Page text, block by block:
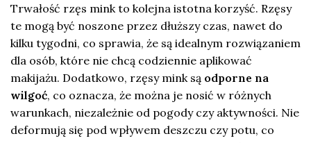
Trwałość rzęs mink to kolejna istotna korzyść. Rzęsy
te mogą być noszone przez dłuższy czas, nawet do
kilku tygodni, co sprawia, że są idealnym rozwiązaniem
dla osób, które nie chcą codziennie aplikować
makijażu. Dodatkowo, rzęsy mink są odporne na
wilgoć, co oznacza, że można je nosić w różnych
warunkach, niezależnie od pogody czy aktywności. Nie
deformują się pod wpływem deszczu czy potu, co